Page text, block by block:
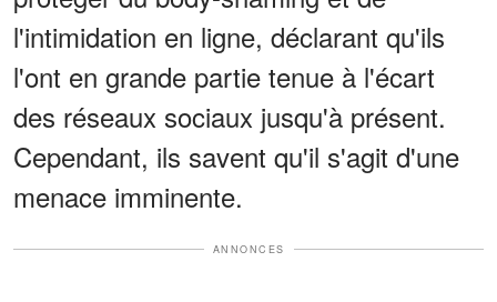
l'intimidation en ligne, déclarant qu'ils
l'ont en grande partie tenue à l'écart
des réseaux sociaux jusqu'à présent.
Cependant, ils savent qu'il s'agit d'une
menace imminente.
ANNONCES